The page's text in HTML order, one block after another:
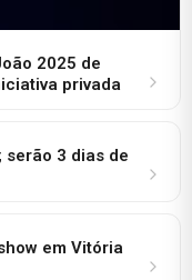
2025 de
privada
3 dias de
em Vitória